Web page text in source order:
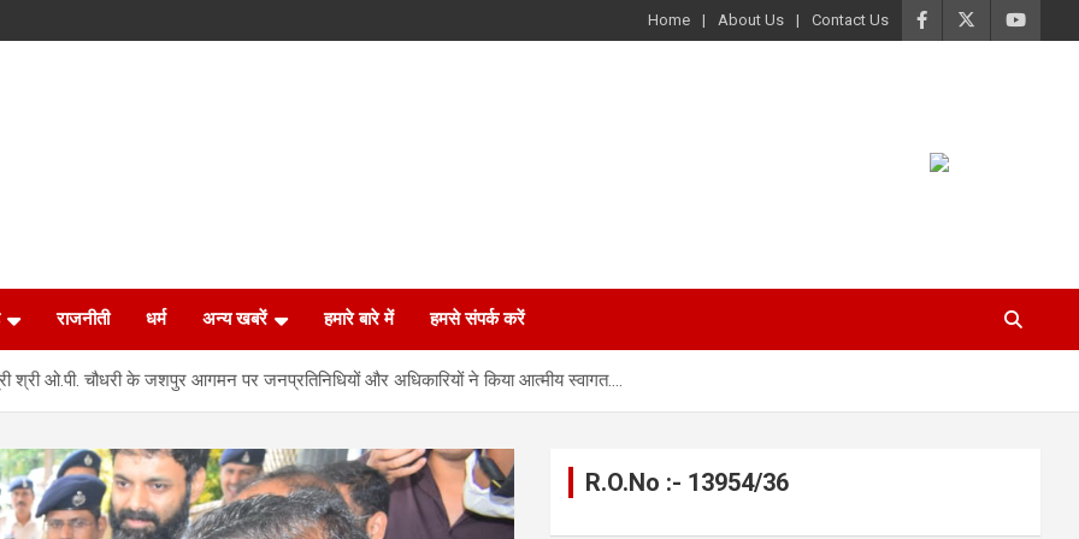
Home About Us Contact Us
राजनीती धर्म अन्य खबरें हमारे बारे में हमसे संपर्क करें
श्री ओ.पी. चौधरी के जशपुर आगमन पर जनप्रतिनिधियों और अधिकारियों ने किया आत्मीय स्वागत….
R.O.No :- 13954/36